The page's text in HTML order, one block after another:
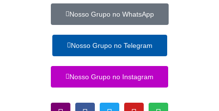
Nosso Grupo no WhatsApp
Nosso Grupo no Telegram
Nosso Grupo no Instagram